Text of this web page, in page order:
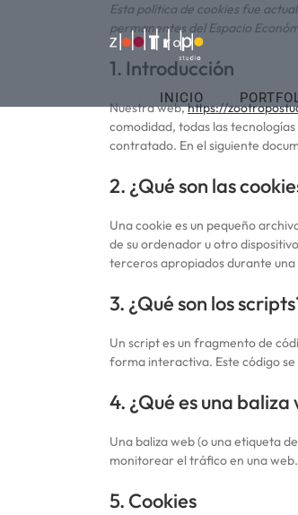
INICIO
Esta política de cookies fue
permanentes del Espacio
1. Introducción
Nuestra web,https://
comodidad, todas las
contratado. En el siguiente
2. ¿Qué son las
Una cookie es un pequeño
de su ordenador u otro
terceros apropiados durante
3. ¿Qué son los
Un script es un fragmento de
forma interactiva. Este código
4. ¿Qué es una baliza
Una baliza web (o una etiqueta
monitorear el tráfico en una
5. Cookies